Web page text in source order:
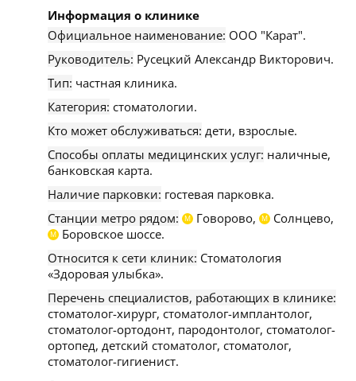
Информация о клинике
Официальное наименование: ООО "Карат".
Руководитель: Русецкий Александр Викторович.
Тип: частная клиника.
Категория: стоматологии.
Кто может обслуживаться: дети, взрослые.
Способы оплаты медицинских услуг: наличные,
банковская карта.
Наличие парковки: гостевая парковка.
Станции метро рядом:
М Говорово, М Солнцево,
М
Боровское шоссе.
Относится к сети клиник: Стоматология
«Здоровая улыбка».
Перечень специалистов, работающих в клинике:
стоматолог-хирург, стоматолог-имплантолог,
стоматолог-ортодонт, пародонтолог, стоматолог-
ортопед, детский стоматолог, стоматолог,
стоматолог-гигиенист.